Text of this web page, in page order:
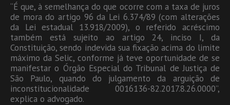
“É que, à semelhança do que ocorre com a taxa de juros
de mora do artigo 96 da Lei 6.374/89 (com alterações
da Lei estadual 13.918/2009), o referido acréscimo
também está sujeito ao artigo 24, inciso I, da
Constituição, sendo indevida sua fixação acima do limite
máximo da Selic, conforme já teve oportunidade de se
manifestar o Órgão Especial do Tribunal de Justiça de
São Paulo, quando do julgamento da arguição de
inconstitucionalidade 0016136-82.2017.8.26.0000”,
explica o advogado.